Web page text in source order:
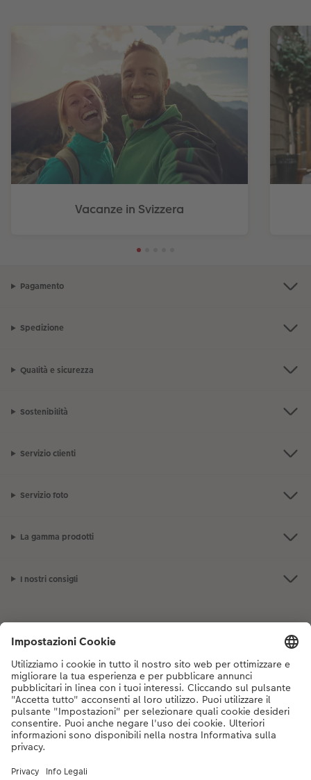
Vacanze in Svizzera
Pagamento
Spedizione
Qualità e sicurezza
Sostenibilità
Servizio clienti
Servizio foto
La gamma prodotti
I nostri consigli
Se hai domande sui prodotti o sull'ordine, non esitare a contattarci dal
lunedì alla domenica dalle 9:00 alle 20:00 (esclusi i giorni festivi) al
numero di telefono044 499 10 35 dal lunedì alla domenica, dalle 9:00 alle
20:00 (festività escluse)